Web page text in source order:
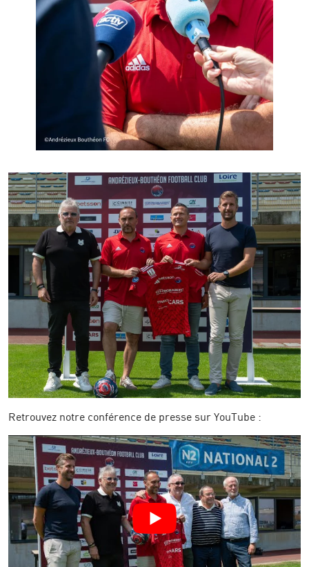
Retrouvez notre conférence de presse sur YouTube :